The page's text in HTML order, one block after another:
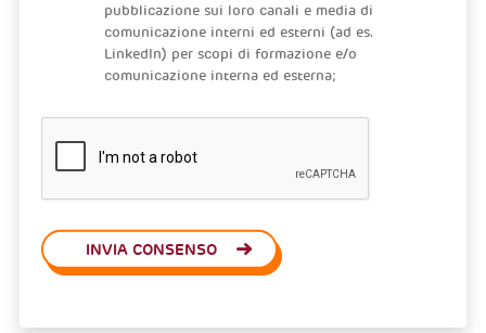
pubblicazione sui loro canali e media di
comunicazione interni ed esterni (ad es.
LinkedIn) per scopi di formazione e/o
comunicazione interna ed esterna;
INVIA CONSENSO